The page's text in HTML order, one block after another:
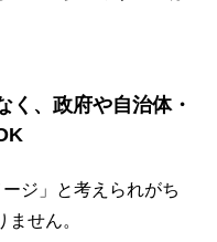
、政府や自治体・
ジ」と考えられがち
せん。